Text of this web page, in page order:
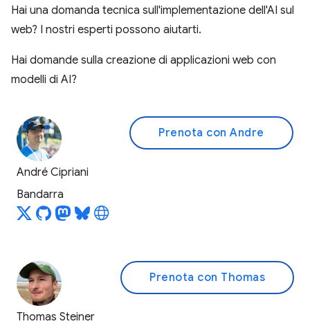
Hai una domanda tecnica sull'implementazione dell'AI sul
web? I nostri esperti possono aiutarti.
Hai domande sulla creazione di applicazioni web con
modelli di AI?
André Cipriani
Bandarra
Prenota con Andre
Thomas Steiner
Prenota con Thomas